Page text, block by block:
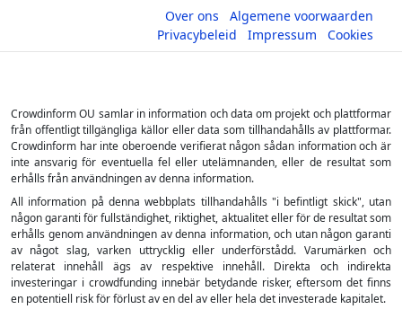
Over ons
Algemene voorwaarden
Privacybeleid
Impressum Cookies
Crowdinform OU samlar in information och data om projekt och plattformar
från offentligt tillgängliga källor eller data som tillhandahålls av plattformar.
Crowdinform har inte oberoende verifierat någon sådan information och är
inte ansvarig för eventuella fel eller utelämnanden, eller de resultat som
erhålls från användningen av denna information.
All information på denna webbplats tillhandahålls "i befintligt skick", utan
någon garanti för fullständighet, riktighet, aktualitet eller för de resultat som
erhålls genom användningen av denna information, och utan någon garanti
av något slag, varken uttrycklig eller underförstådd. Varumärken och
relaterat innehåll ägs av respektive innehåll. Direkta och indirekta
investeringar i crowdfunding innebär betydande risker, eftersom det finns
en potentiell risk för förlust av en del av eller hela det investerade kapitalet.